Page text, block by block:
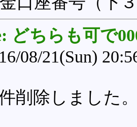
どちらも可で
08/21(Sun)
削除しました